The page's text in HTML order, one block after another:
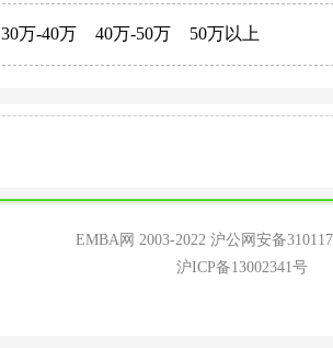
30万-40万 40万-50万 50万以上
EMBA网 2003-2022 沪公网安备
沪ICP备13002341号